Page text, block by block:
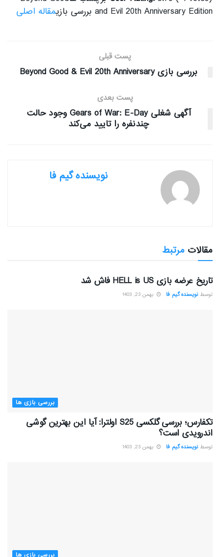
and Evil 20th Anniversary Edition بررسی بازی
مقاله اصلی
پست قبلی
بررسی بازی Beyond Good & Evil 20th Anniversary
پست بعدی
آگهی شغلی Gears of War: E-Day وجود حالت
چندنفره را تایید می‌کند
نویسنده گیم فا
مقالات مرتبط
تاریخ عرضه بازی HELL is US فاش شد
توسط نویسنده گیم فا بهمن 23, 1403
بررسی بازی ها
تکفارس؛ بررسی گلکسی S25 اولترا: آیا این بهترین گوشی
اندرویدی است؟
توسط نویسنده گیم فا بهمن 23, 1403
بررسی بازی ها